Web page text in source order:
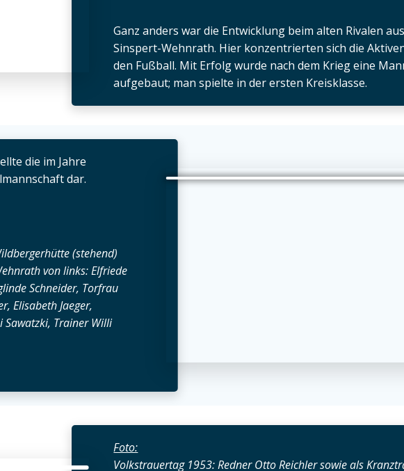
Ganz anders war die Entwicklung beim alten Rivalen aus
Sinspert-Wehnrath. Hier konzentrierten sich die
den Fußball. Mit Erfolg wurde nach dem Krieg eine
aufgebaut; man spielte in der ersten Kreisklasse.
die im Jahre
dar.
(stehend)
von links: Elfriede
Schneider, Torfrau
Elisabeth Jaeger,
Sawatzki, Trainer Willi
Foto:
Volkstrauertag 1953: Redner Otto Reichler sowie als